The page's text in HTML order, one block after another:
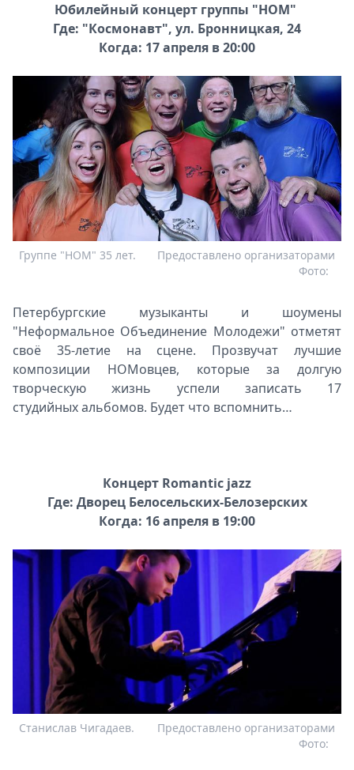
Юбилейный концерт группы "НОМ"
Где: "Космонавт", ул. Бронницкая, 24
Когда: 17 апреля в 20:00
Группе "НОМ" 35 лет.
Предоставлено организаторами
Фото:
Петербургские музыканты и шоумены
"Неформальное Объединение Молодежи" отметят
своё 35-летие на сцене. Прозвучат лучшие
композиции НОМовцев, которые за долгую
творческую жизнь успели записать 17
студийных альбомов. Будет что вспомнить…
Концерт Romantic jazz
Где: Дворец Белосельских-Белозерских
Когда: 16 апреля в 19:00
Станислав Чигадаев.
Предоставлено организаторами
Фото: